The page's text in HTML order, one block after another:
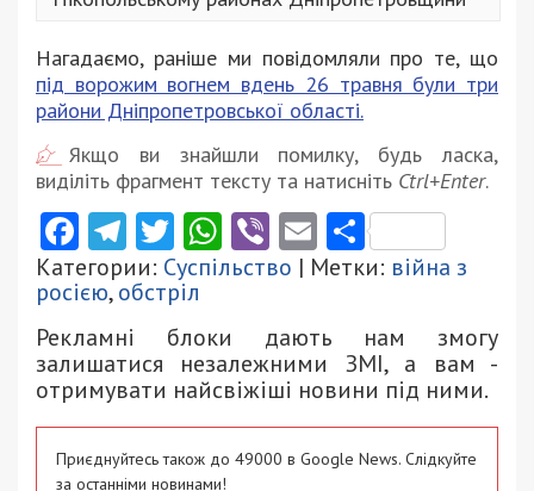
Нагадаємо, раніше ми повідомляли про те, що
під ворожим вогнем вдень 26 травня були три
райони Дніпропетровської області.
Якщо ви знайшли помилку, будь ласка,
виділіть фрагмент тексту та натисніть Ctrl+Enter.
Facebook
Telegram
Twitter
WhatsApp
ViberEmail
Категории: Суспільство | Метки: війна з
росією,обстріл
Рекламні блоки дають нам змогу
залишатися незалежними ЗМІ, а вам -
отримувати найсвіжіші новини під ними.
Приєднуйтесь також до 49000 в Google News. Слідкуйте
за останніми новинами!